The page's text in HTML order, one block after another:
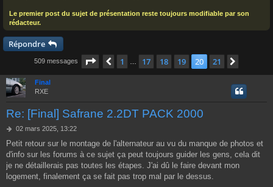
Le premier post du sujet de présentation reste toujours modifiable par son
rédacteur.
Répondre
509 messages Page 20 sur 21
Précédent
1 17 18 19 20 21
Final
RXE
Re: [Final] Safrane 2.2DT PACK 2000
M
s
s
a
g
e
02 mars 2025, 13:22
Petit retour sur le montage de l'alternateur au vu du manque de photos et
d'info sur les forums à ce sujet ça peut toujours guider les gens, cela dit
je ne détaillerais pas toutes les étapes. J'ai dû le faire devant mon
logement, finalement ça se fait pas trop mal par le dessus.